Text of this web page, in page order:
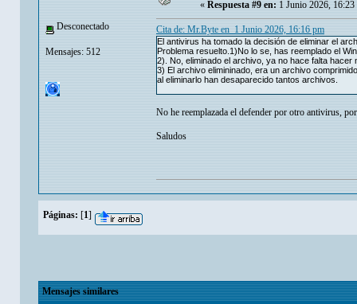
Desconectado
Mensajes: 512
« Respuesta #9 en: 1 Junio 2026, 16:23
Cita de: Mr.Byte en 1 Junio 2026, 16:16 pm
El antivirus ha tomado la decisión de eliminar el
Problema resuelto.1)No lo se, has reemplado el
2). No, eliminado el archivo, ya no hace falta hacer
3) El archivo elimininado, era un archivo
al eliminarlo han desaparecido tantos archivos.
No he reemplazada el defender por otro antivirus,
Saludos
Páginas: [1]
Mensajes similares